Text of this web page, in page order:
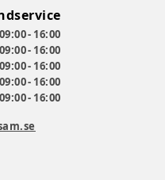
09:00 - 16:00
09:00 - 16:00
09:00 - 16:00
09:00 - 16:00
09:00 - 16:00